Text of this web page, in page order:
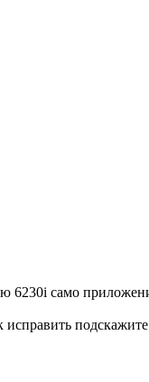
6230i само
исправить